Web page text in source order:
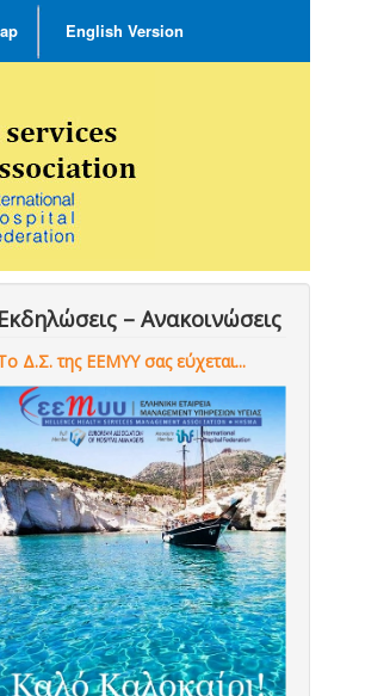
English Version
Εκδηλώσεις – Ανακοινώσεις
Δ.Σ. της ΕΕΜΥΥ σας εύχεται...